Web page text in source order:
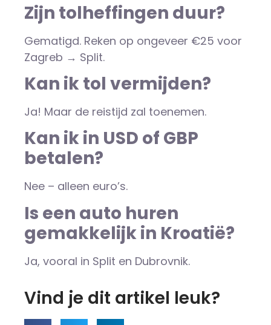
Zijn tolheffingen duur?
Gematigd. Reken op ongeveer €25 voor
Zagreb → Split.
Kan ik tol vermijden?
Ja! Maar de reistijd zal toenemen.
Kan ik in USD of GBP
betalen?
Nee – alleen euro’s.
Is een auto huren
gemakkelijk in Kroatië?
Ja, vooral in Split en Dubrovnik.
Vind je dit artikel leuk?